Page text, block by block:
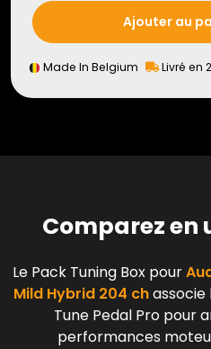
Ajouter au
Made In Belgium Livré en
Comparez
Le Pack Tuning Box pour
Mild Hybrid 204 ch
Tune Pedal Pro pour
performances